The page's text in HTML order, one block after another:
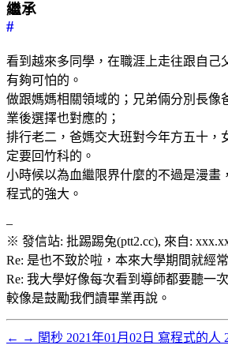
繼承
#
看到越來多同學，在職涯上走往跟自己
有夠可怕的。
做跟媽媽相關領域的；兄弟倆分別長像
業後選擇也對應的；
排行老二，爸媽交大班對今年方五十，
定要回竹科的。
小時候以為血繼限界什麼的不過是漫畫
程式的強大。
–
※ 發信站: 批踢踢兔(ptt2.cc), 來自:
Re: 是也不致於啦，本來大學期間就經
Re: 我大學好像每次看到導師都要聽一
較像是鼓勵我們讀畢業再說。
← → 閏秒 2021年01月02日 寫程式的人